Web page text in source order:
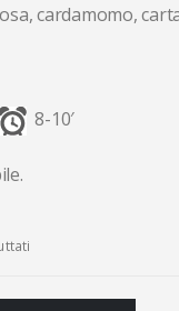
cardamomo,
8-10′